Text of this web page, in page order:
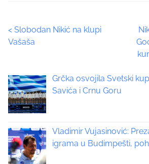
h
i
o
s
t
o
n
:
P
s
t
s
n
a
< Slobodan Nikić na klupi
Vašaša
Grčka osvojila Svetski
Savića i Crnu Goru
Vladimir Vujasinović:
igrama u Budimpešti,